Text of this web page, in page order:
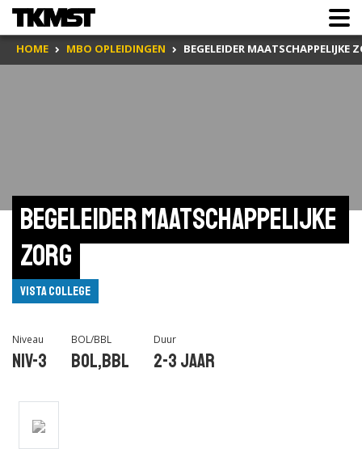
HOME MBO OPLEIDINGEN BEGELEIDER MAATSCHAPPELIJKE
Begeleider maatschappelijke
zorg
VISTA College
Niveau
Niv-3
BOL/BBL
BOL,BBL
Duur
2-3 jaar